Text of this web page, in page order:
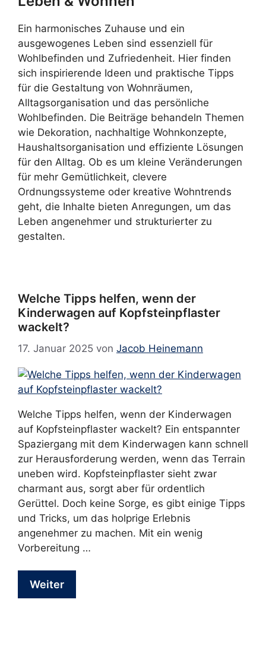
Ein harmonisches Zuhause und ein
ausgewogenes Leben sind essenziell für
Wohlbefinden und Zufriedenheit. Hier finden
sich inspirierende Ideen und praktische Tipps
für die Gestaltung von Wohnräumen,
Alltagsorganisation und das persönliche
Wohlbefinden. Die Beiträge behandeln Themen
wie Dekoration, nachhaltige Wohnkonzepte,
Haushaltsorganisation und effiziente Lösungen
für den Alltag. Ob es um kleine Veränderungen
für mehr Gemütlichkeit, clevere
Ordnungssysteme oder kreative Wohntrends
geht, die Inhalte bieten Anregungen, um das
Leben angenehmer und strukturierter zu
gestalten.
Welche Tipps helfen, wenn der
Kinderwagen auf Kopfsteinpflaster
wackelt?
17. Januar 2025 von Jacob Heinemann
Welche Tipps helfen, wenn der Kinderwagen
auf Kopfsteinpflaster wackelt? Ein entspannter
Spaziergang mit dem Kinderwagen kann schnell
zur Herausforderung werden, wenn das Terrain
uneben wird. Kopfsteinpflaster sieht zwar
charmant aus, sorgt aber für ordentlich
Gerüttel. Doch keine Sorge, es gibt einige Tipps
und Tricks, um das holprige Erlebnis
angenehmer zu machen. Mit ein wenig
Vorbereitung …
Weiter